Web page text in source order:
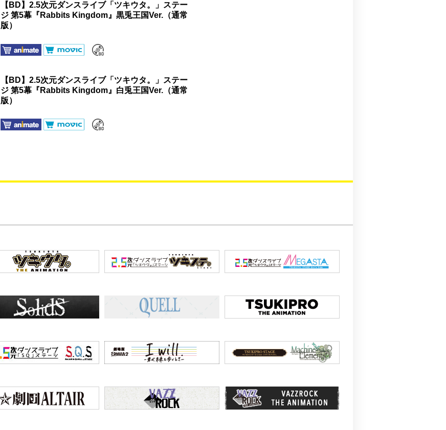
【BD】2.5次元ダンスライブ「ツキウタ。」ステー
ジ 第5幕『Rabbits Kingdom』黒兎王国Ver.（通常
版）
【BD】2.5次元ダンスライブ「ツキウタ。」ステー
ジ 第5幕『Rabbits Kingdom』白兎王国Ver.（通常
版）